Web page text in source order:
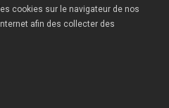
cookies sur le navigateur de nos
afin des collecter des